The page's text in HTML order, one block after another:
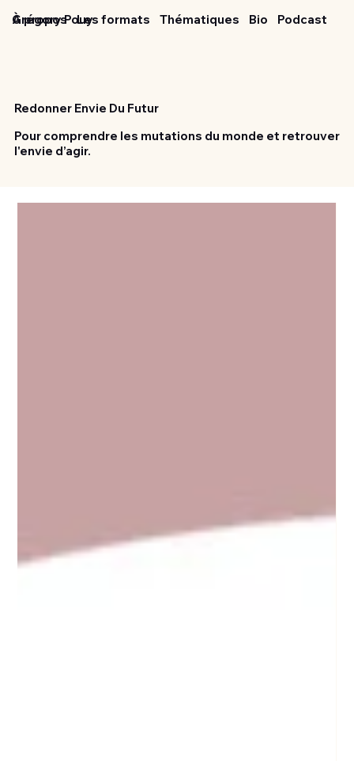
Grégory Pouy
À propos Les formats Thématiques Podcast
Bio
Redonner Envie Du Futur
Pour comprendre les mutations du monde et retrouver
l'envie d’agir.